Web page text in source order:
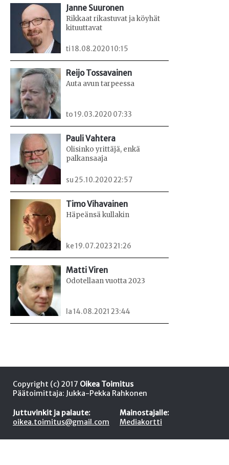
Janne Suuronen
Rikkaat rikastuvat ja köyhät
kituuttavat
ti 18.08.2020 10:15
Reijo Tossavainen
Auta avun tarpeessa
to 19.03.2020 07:33
Pauli Vahtera
Olisinko yrittäjä, enkä
palkansaaja
su 25.10.2020 22:57
Timo Vihavainen
Häpeänsä kullakin
ke 19.07.2023 21:26
Matti Viren
Odotellaan vuotta 2023
la 14.08.2021 23:44
Copyright (c) 2017 Oikea Toimitus
Päätoimittaja: Jukka-Pekka Rahkonen
Juttuvinkit ja palaute:
oikea.toimitus@gmail.com
Mainostajalle:
Mediakortti